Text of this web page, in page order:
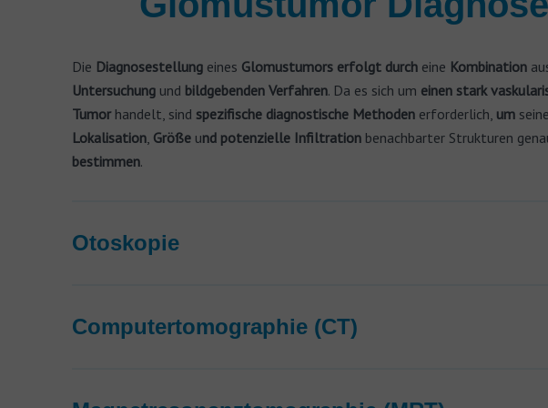
Die Diagnosestellung eines Glomustumors erfolgt durch eine Kombination
Untersuchungund bildgebenden Verfahren. Da es sich um einen stark
Tumorhandelt, sind spezifische diagnostische Methodenerforderlich, um seine
Lokalisation, Größe und potenzielle Infiltration benachbarter Strukturen
bestimmen.
Otoskopie
Computertomographie (CT)